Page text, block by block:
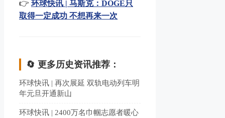
👉 环球快讯 | 马斯克：DOGE只
取得一定成功 不想再来一次
🔄 更多历史资讯推荐：
环球快讯 | 再次展延 双轨电动列车明
年元旦开通新山
环球快讯 | 2400万名巾帼志愿者暖心